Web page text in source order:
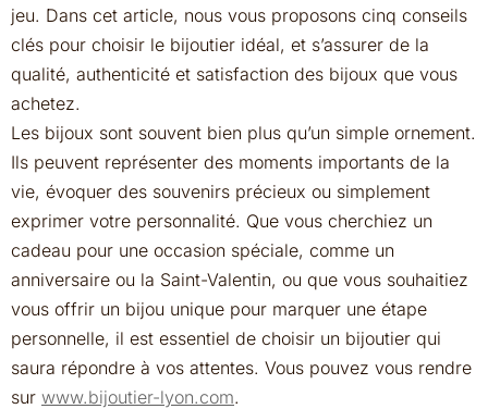
jeu. Dans cet article, nous vous proposons cinq conseils
clés pour choisir le bijoutier idéal, et s’assurer de la
qualité, authenticité et satisfaction des bijoux que vous
achetez.
Les bijoux sont souvent bien plus qu’un simple ornement.
Ils peuvent représenter des moments importants de la
vie, évoquer des souvenirs précieux ou simplement
exprimer votre personnalité. Que vous cherchiez un
cadeau pour une occasion spéciale, comme un
anniversaire ou la Saint-Valentin, ou que vous souhaitiez
vous offrir un bijou unique pour marquer une étape
personnelle, il est essentiel de choisir un bijoutier qui
saura répondre à vos attentes. Vous pouvez vous rendre
sur www.bijoutier-lyon.com.